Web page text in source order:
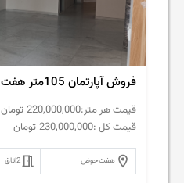
فروش آپارتمان 105متر هفت حوض کلید نخورده
قیمت هر متر:220,000,000 تومان
قیمت کل :230,000,000 تومان
هفت‌حوض 2اتاق